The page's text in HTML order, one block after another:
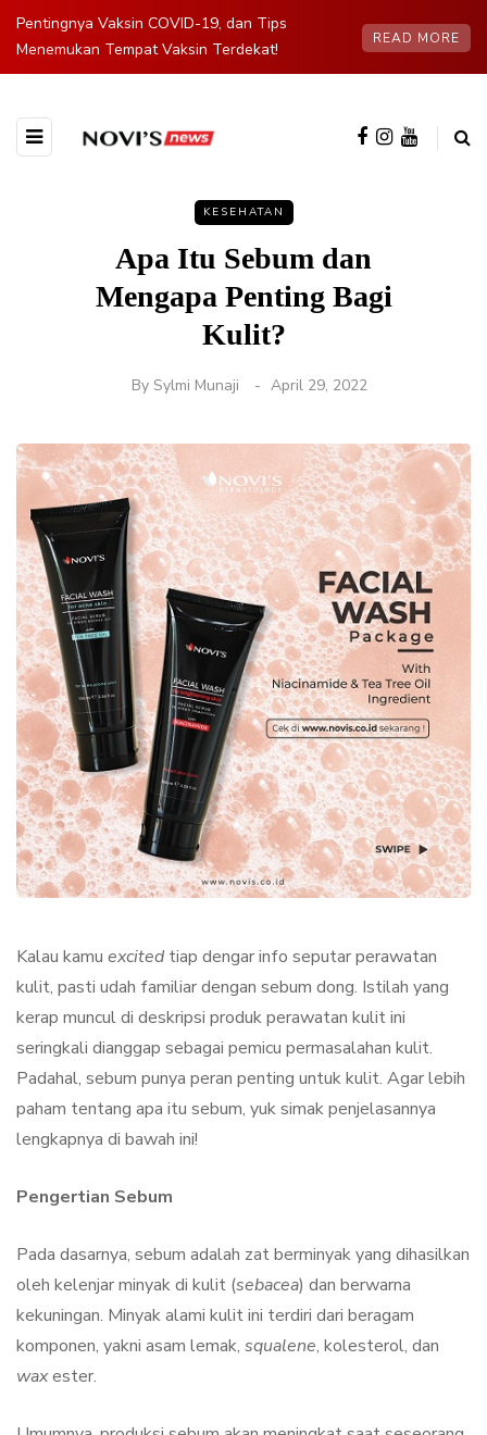
Pentingnya Vaksin COVID-19, dan Tips
Menemukan Tempat Vaksin Terdekat!
READ MORE
KESEHATAN
Apa Itu Sebum dan
Mengapa Penting Bagi
Kulit?
By Sylmi Munaji April 29, 2022
Kalau kamu excitedtiap dengar info seputar perawatan
kulit, pasti udah familiar dengan sebum dong. Istilah yang
kerap muncul di deskripsi produk perawatan kulit ini
seringkali dianggap sebagai pemicu permasalahan kulit.
Padahal, sebum punya peran penting untuk kulit. Agar lebih
paham tentang apa itu sebum, yuk simak penjelasannya
lengkapnya di bawah ini!
Pengertian Sebum
Pada dasarnya, sebum adalah zat berminyak yang dihasilkan
oleh kelenjar minyak di kulit (sebacea) dan berwarna
kekuningan. Minyak alami kulit ini terdiri dari beragam
komponen, yakni asam lemak, squalene, kolesterol, dan
waxester.